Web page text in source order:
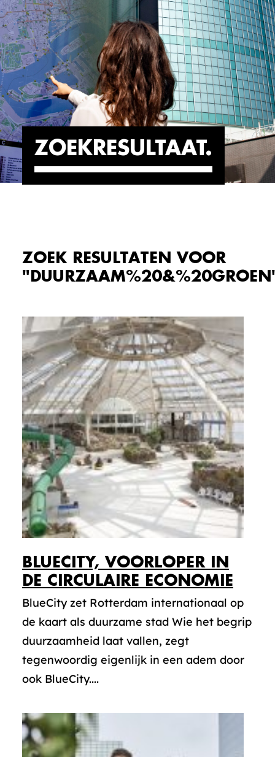
ZOEKRESULTAAT
ZOEK RESULTATEN VOOR
BLUECITY, VOORLOPER IN
DE CIRCULAIRE ECONOMIE
BlueCity zet Rotterdam internationaal op
de kaart als duurzame stad Wie het begrip
duurzaamheid laat vallen, zegt
tegenwoordig eigenlijk in een adem door
ook BlueCity....